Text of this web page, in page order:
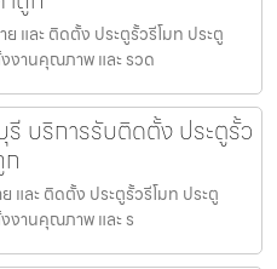
และ ติดตั้ง ประตูรั้วรีโมท ประตู
งานคุณภาพ และ รวด
บริการรับติดตั้ง ประตูรั้ว
และ ติดตั้ง ประตูรั้วรีโมท ประตู
งานคุณภาพ และ ร